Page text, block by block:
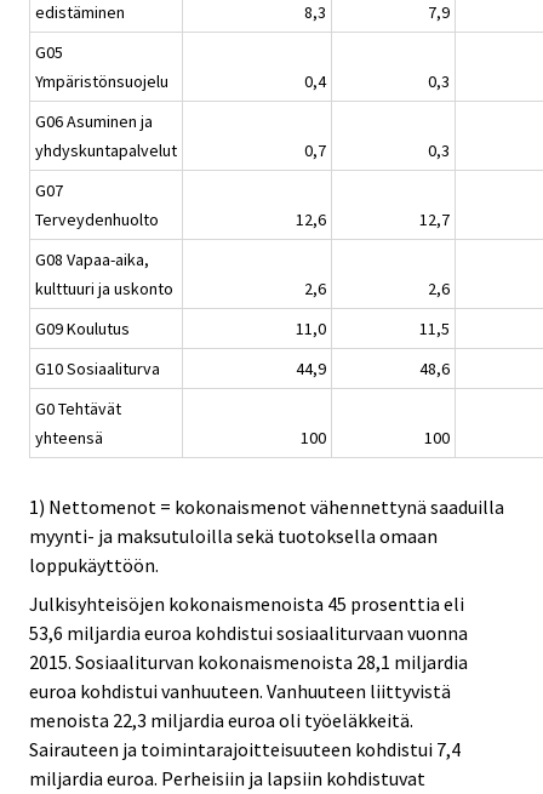
edistäminen
8,3
7,9
G05
Ympäristönsuojelu
0,4
0,3
G06 Asuminen ja
yhdyskuntapalvelut
0,7
0,3
G07
Terveydenhuolto
12,6
12,7
G08 Vapaa-aika,
kulttuuri ja uskonto
2,6
2,6
G09 Koulutus
11,0
11,5
G10 Sosiaaliturva
44,9
48,6
G0 Tehtävät
yhteensä
100 100
1) Nettomenot = kokonaismenot vähennettynä saaduilla
myynti- ja maksutuloilla sekä tuotoksella omaan
loppukäyttöön.
Julkisyhteisöjen kokonaismenoista 45 prosenttia eli
53,6 miljardia euroa kohdistui sosiaaliturvaan vuonna
2015. Sosiaaliturvan kokonaismenoista 28,1 miljardia
euroa kohdistui vanhuuteen. Vanhuuteen liittyvistä
menoista 22,3 miljardia euroa oli työeläkkeitä.
Sairauteen ja toimintarajoitteisuuteen kohdistui 7,4
miljardia euroa. Perheisiin ja lapsiin kohdistuvat